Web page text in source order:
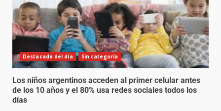
Destacada del día Sin categoría
Los niños argentinos acceden al primer celular antes
de los 10 años y el 80% usa redes sociales todos los
días